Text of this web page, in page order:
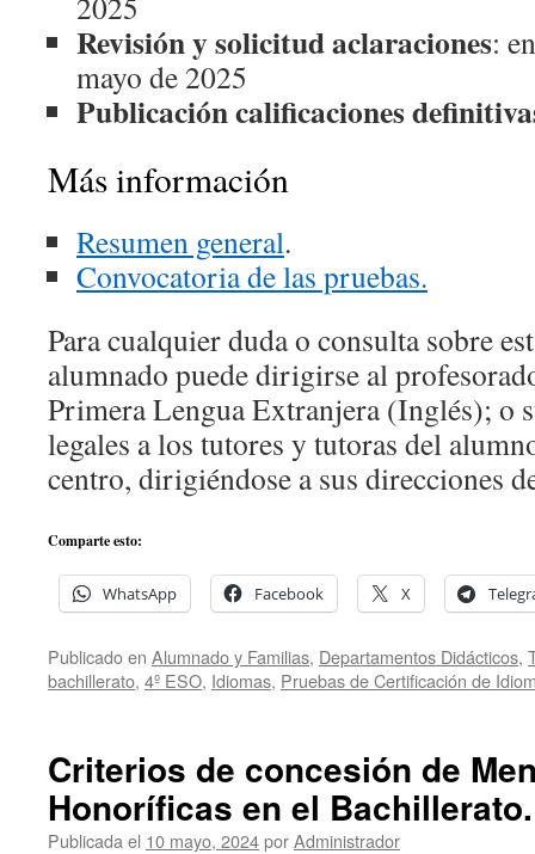
Revisión y solicitud aclaraciones:
mayo de 2025
Publicación calificaciones
Más información
Resumen general.
Convocatoria de las pruebas.
Para cualquier duda o consulta sobre
alumnado puede dirigirse al
Primera Lengua Extranjera (Inglés); o
legales a los tutores y tutoras del
centro, dirigiéndose a sus direcciones
Comparte esto:
WhatsApp Facebook X
Publicado en Alumnado y Familias, Departamentos Didácticos,
bachillerato, 4º ESO, Idiomas, Pruebas de Certificación de
Criterios de concesión de
Honoríficas en el Bachillerato.
Publicada el 10 mayo, 2024porAdministrador